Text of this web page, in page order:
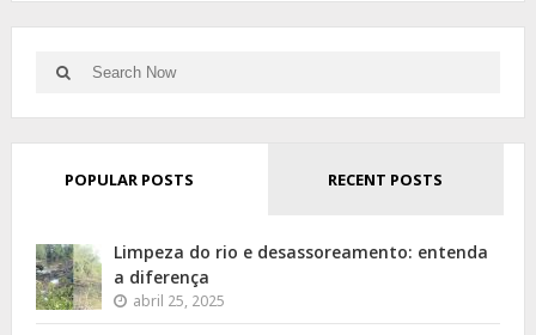
Search
for:
Search
POPULAR POSTS RECENT POSTS
Limpeza do rio e desassoreamento: entenda
a diferença
abril 25, 2025